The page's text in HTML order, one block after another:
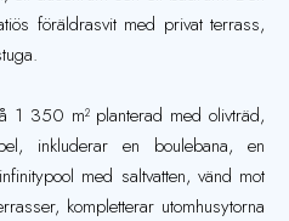
föräldrasvit med privat terrass,
1 350 m² planterad med olivträd,
inkluderar en boulebana, en
med saltvatten, vänd mot
kompletterar utomhusytorna